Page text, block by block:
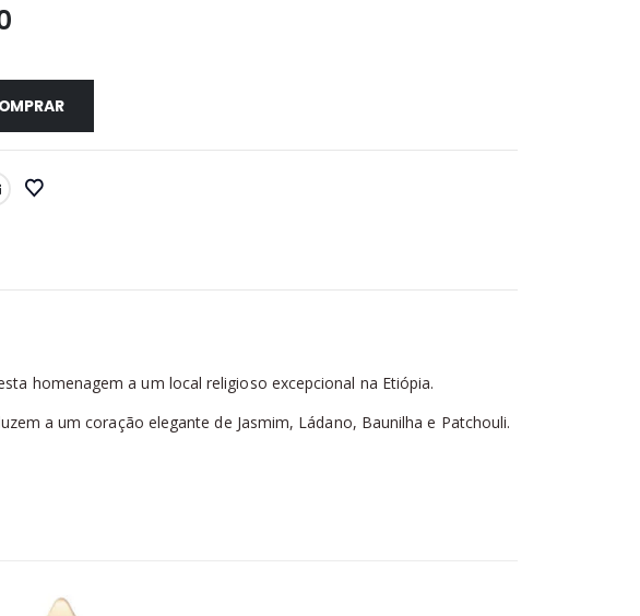
O
atual
é:
R$79,90.
homenagem a um local religioso excepcional na Etiópia.
a um coração elegante de Jasmim, Ládano, Baunilha e Patchouli.